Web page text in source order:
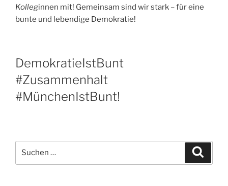
Kolleginnen mit! Gemeinsam sind wir stark – für eine
bunte und lebendige Demokratie!
DemokratieIstBunt
#Zusammenhalt
#MünchenIstBunt!
Suchen